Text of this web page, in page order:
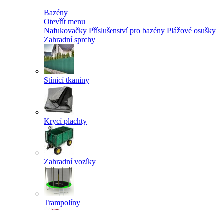
Bazény
Otevřít menu
Nafukovačky Příslušenství pro bazény Plážové osušky
Zahradní sprchy
Stínicí tkaniny
Krycí plachty
Zahradní vozíky
Trampolíny